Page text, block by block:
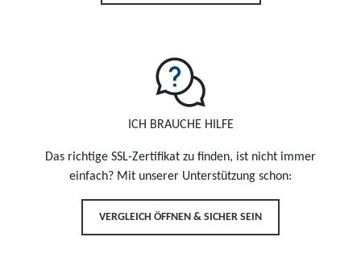
ICH BRAUCHE HILFE
Das richtige SSL-Zertifikat zu finden, ist nicht immer
einfach? Mit unserer Unterstützung schon:
VERGLEICH ÖFFNEN & SICHER SEIN